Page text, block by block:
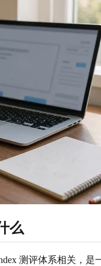
么
Index 测评体系相关